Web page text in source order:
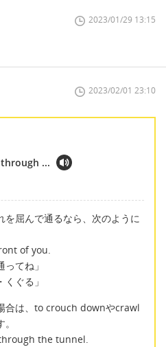
2023/01/29 13:15
2023/02/01 23:10
...
を屈んで通るなら、次のように
of you.
てね」
ぐる」
合は、to crouch downやcrawl
the tunnel.